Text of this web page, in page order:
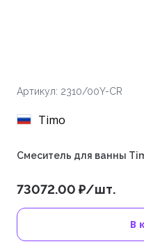
Артикул: 2310/00Y-CR
Timo
Смеситель для ванны
73072.00 ₽/шт.
В